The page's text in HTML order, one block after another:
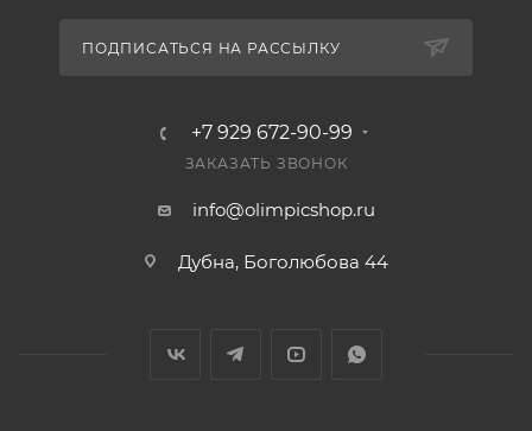
ПОДПИСАТЬСЯ НА РАССЫЛКУ
+7 929 672-90-99
ЗАКАЗАТЬ ЗВОНОК
info@olimpicshop.ru
Дубна, Боголюбова 44